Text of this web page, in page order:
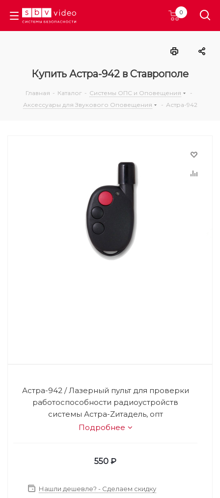
0
Купить Астра-942 в Ставрополе
Главная - Каталог - Системы ОПС и Оповещения
-
Аксессуары для Звукового Оповещения
- Астра-942
Астра-942 / Лазерный пульт для проверки
работоспособности радиоустройств
системы Астра-Zитадель, опт
Подробнее
550 ₽
Нашли дешевле? - Сделаем скидку